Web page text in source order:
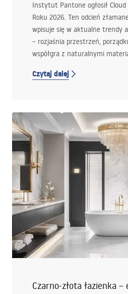
Instytut Pantone ogłosił Cloud
Roku 2026. Ten odcień
wpisuje się w aktualne trendy
– rozjaśnia przestrzeń,
współgra z naturalnymi
ceramikę, by stworzyć spójną
Czytaj dalej
Czarno-złota łazienka –